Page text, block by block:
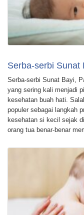
Serba-serbi Sunat
Serba-serbi Sunat Bayi,
yang sering kali menjadi
kesehatan buah hati.
populer sebagai langkah
kesehatan si kecil sejak
orang tua benar-benar